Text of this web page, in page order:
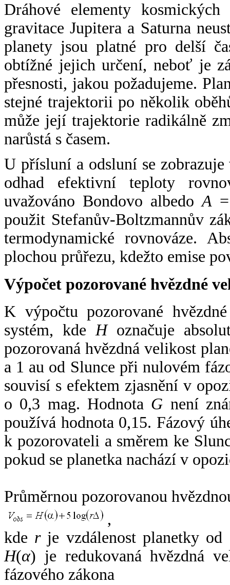
Dráhové elementy
gravitace Jupitera a Saturna
planety jsou platné pro delší
obtížné jejich určení, neboť je
přesnosti, jakou požadujeme.
stejné trajektorii po několik
může její trajektorie radikálně
narůstá s časem.
U přísluní a odsluní se
odhad efektivní teploty
uvažováno Bondovo albedoA
použit Stefanův-Boltzmannův
termodynamické rovnováze.
plochou průřezu, kdežto emise
Výpočet pozorované hvězdné
K výpočtu pozorované
systém, kde Hoznačuje
pozorovaná hvězdná velikost
a 1 au od Slunce při nulovém
souvisí s efektem zjasnění v
o 0,3 mag. Hodnota G není
používá hodnota 0,15. Fázový
k pozorovateli a směrem ke
pokud se planetka nachází v
Průměrnou pozorovanou
,
kde rje vzdálenost planetky od
H(α) je redukovaná hvězdná
fázového zákona